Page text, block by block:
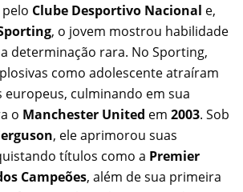
Clube Desportivo Nacional e,
, o jovem mostrou habilidade
determinação rara. No Sporting,
como adolescente atraíram
europeus, culminando em sua
o Manchester United em 2003. Sob
, ele aprimorou suas
títulos como a Premier
Campeões, além de sua primeira